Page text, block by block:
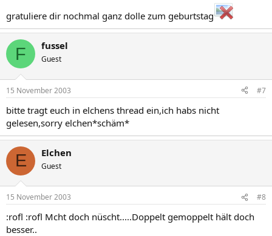
gratuliere dir nochmal ganz dolle zum geburtstag
F fussel
Guest
15 November 2003 #7
bitte tragt euch in elchens thread ein,ich habs nicht
gelesen,sorry elchen*schäm*
E Elchen
Guest
15 November 2003 #8
:rofl :rofl Mcht doch nüscht.....Doppelt gemoppelt hält doch
besser..